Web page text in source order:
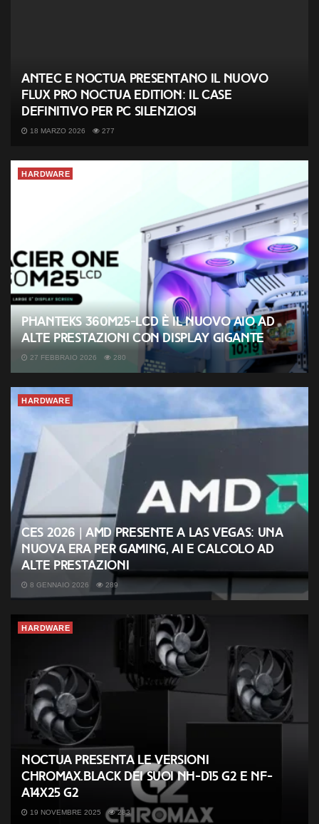
Antec e Noctua presentano il nuovo
Flux Pro Noctua Edition: il case
definitivo per PC silenziosi
18 MARZO 2026 277
HARDWARE
Phanteks 360M25-LCD è il nuovo AIO ad
alte prestazioni con display gigante
27 FEBBRAIO 2026 280
HARDWARE
CES 2026 | AMD presente a Las Vegas: una
nuova era per gaming, AI e calcolo ad
alte prestazioni
8 GENNAIO 2026 289
HARDWARE
Noctua presenta le versioni
chromax.black dei suoi NH-D15 G2 e NF-
A14x25 G2
19 NOVEMBRE 2025 283